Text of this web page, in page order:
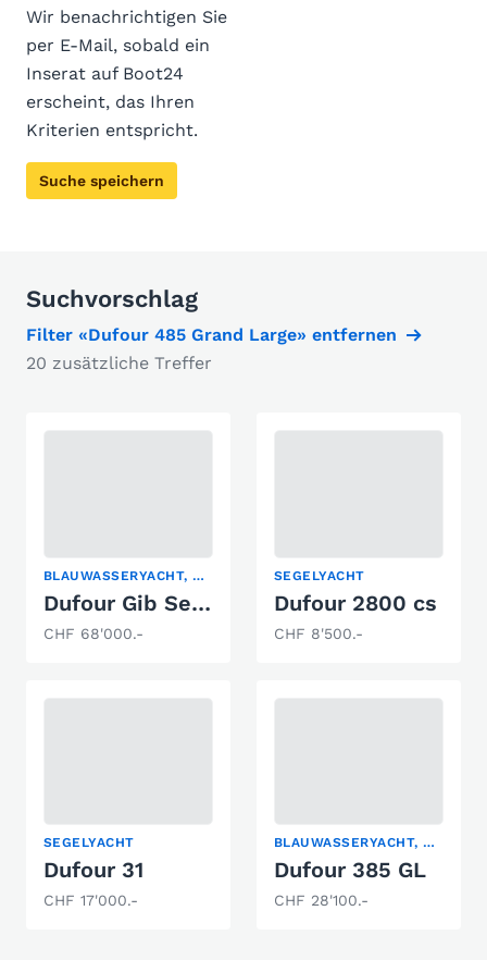
Wir benachrichtigen Sie
per E-Mail, sobald ein
Inserat auf Boot24
erscheint, das Ihren
Kriterien entspricht.
Suche speichern
Suchvorschlag
Filter «Dufour 485 Grand Large» entfernen
20 zusätzliche Treffer
BLAUWASSERYACHT, SEGELYACHT
Dufour Gib Sea 37
CHF 68'000.-
SEGELYACHT
Dufour 2800 cs
CHF 8'500.-
SEGELYACHT
Dufour 31
CHF 17'000.-
BLAUWASSERYACHT, KLASSISCHE SEGELYACHT, SEGELYACHT
Dufour 385 GL
CHF 28'100.-